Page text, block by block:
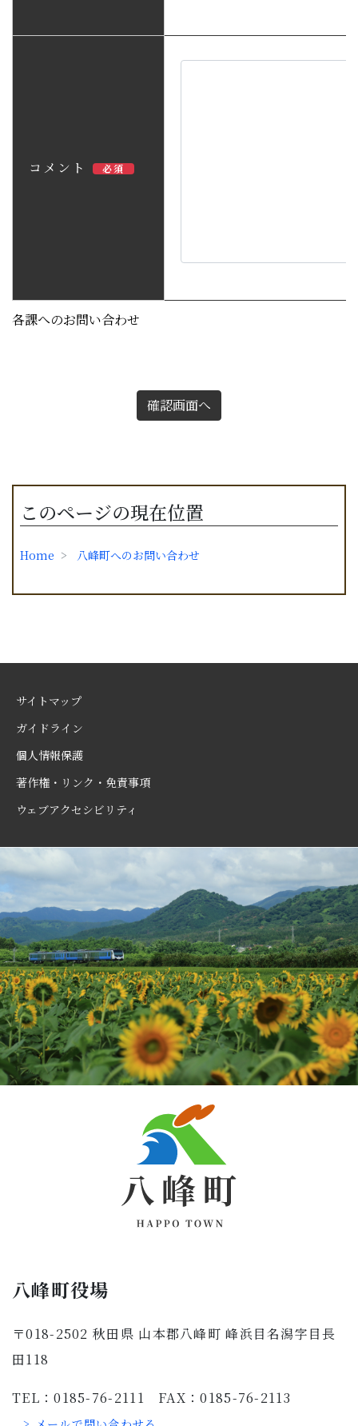
各課へのお問い合わせ
コメント 必須
確認画面へ
このページの現在位置
Home 八峰町へのお問い合わせ
サイトマップ
ガイドライン
個人情報保護
著作権・リンク・免責事項
ウェブアクセシビリティ
八峰町役場
〒018-2502 秋田県 山本郡八峰町 峰浜目名潟字目長
田118
TEL：0185-76-2111 FAX：0185-76-2113